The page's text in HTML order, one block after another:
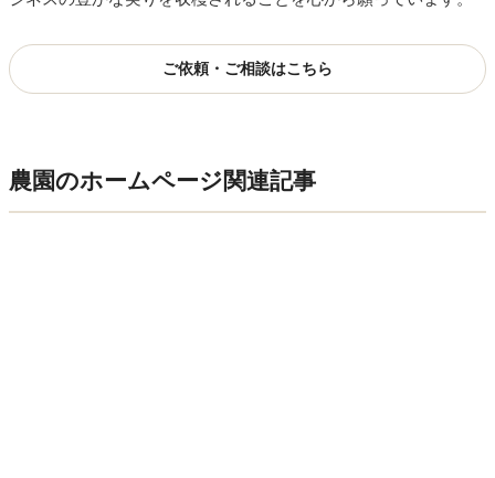
ご依頼・ご相談はこちら
農園のホームページ関連記事